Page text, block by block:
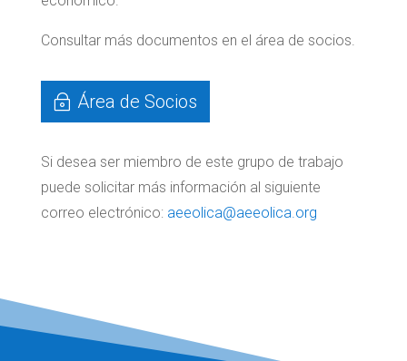
Consultar más documentos en el área de socios.
Área de Socios
Si desea ser miembro de este grupo de trabajo
puede solicitar más información al siguiente
correo electrónico: aeeolica@aeeolica.org